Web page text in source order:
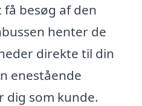
besøg af den
henter de
direkte til din
enestående
dig som kunde.